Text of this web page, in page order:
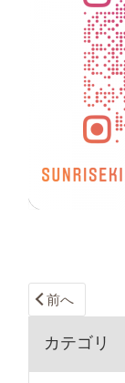
前へ
カテゴリ